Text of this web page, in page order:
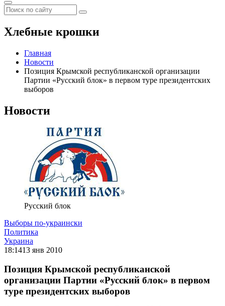
Хлебные крошки
Главная
Новости
Позиция Крымской республиканской организации
Партии «Русский блок» в первом туре президентских
выборов
Новости
Русский блок
Выборы по-украински
Политика
Украина
18:1413 янв 2010
Позиция Крымской республиканской
организации Партии «Русский блок» в первом
туре президентских выборов